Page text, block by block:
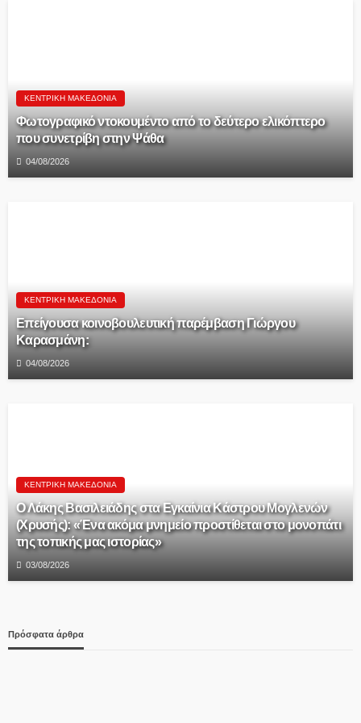
ΚΕΝΤΡΙΚΉ ΜΑΚΕΔΟΝΊΑ
Φωτογραφικό ντοκουμέντο από το δεύτερο ελικόπτερο
που συνετρίβη στην Ψάθα
04/08/2026
ΚΕΝΤΡΙΚΉ ΜΑΚΕΔΟΝΊΑ
Επείγουσα κοινοβουλευτική παρέμβαση Γιώργου
Καρασμάνη:
04/08/2026
ΚΕΝΤΡΙΚΉ ΜΑΚΕΔΟΝΊΑ
Ο Λάκης Βασιλειάδης στα Εγκαίνια Κάστρου Μογλενών
(Χρυσής): «Ένα ακόμα μνημείο προστίθεται στο μονοπάτι
της τοπικής μας ιστορίας»
03/08/2026
Πρόσφατα άρθρα